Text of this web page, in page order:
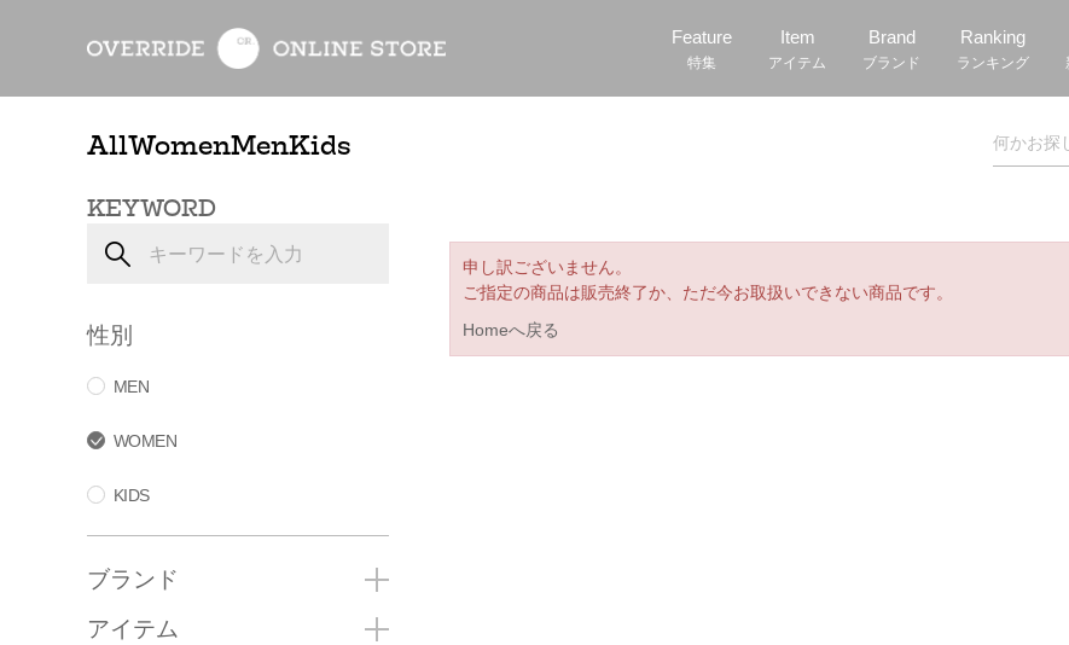
Feature
特集
Item
アイテム
Brand
ブランド
Ranking
ランキング
AllWomenMenKids
KEYWORD
性別
MEN
WOMEN
KIDS
ブランド
アイテム
申し訳ございません。
ご指定の商品は販売終了か、ただ今お取扱いできない商品です。
Homeへ戻る